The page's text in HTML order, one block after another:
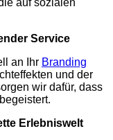
auf sozialen
Service
an Ihr Branding
und der
wir dafür, dass
Erlebniswelt